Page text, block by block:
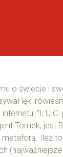
o świecie i
lęki
Tomek, jest
Ileż